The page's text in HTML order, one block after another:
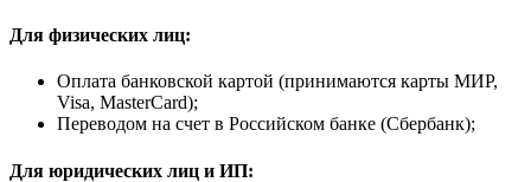
Для физических лиц:
Оплата банковской картой (принимаются карты МИР,
Visa, MasterCard);
Переводом на счет в Российском банке (Сбербанк);
Для юридических лиц и ИП: